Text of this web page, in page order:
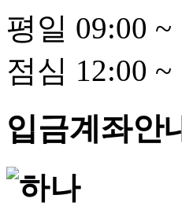
평일 09:00 ~
점심 12:00 ~
입금계좌안